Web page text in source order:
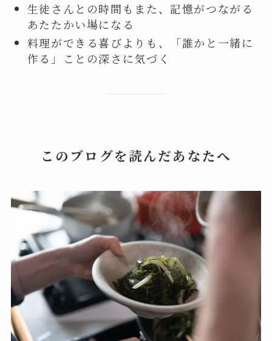
生徒さんとの時間もまた、記憶がつながる
あたたかい場になる
料理ができる喜びよりも、「誰かと一緒に
作る」ことの深さに気づく
このブログを読んだあなたへ